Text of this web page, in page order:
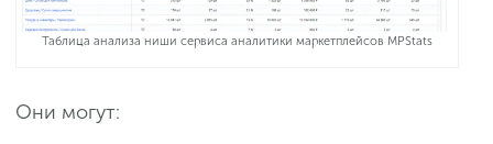
Таблица анализа ниши сервиса аналитики маркетплейсов MPStats
Они могут: